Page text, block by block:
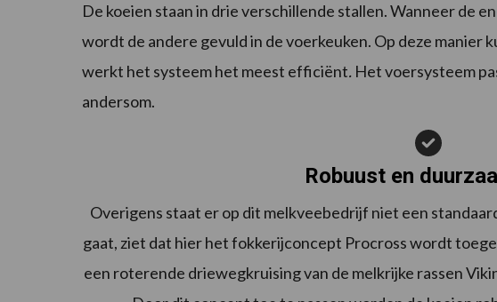
De koeien staan in drie verschillende stallen. Wanneer de
wordt de andere gevuld in de voerkeuken. Op deze manier
werkt het systeem het meest efficiënt. Het voersysteem
andersom.
Robuust en
Overigens staat er op dit melkveebedrijf niet een
gaat, ziet dat hier het fokkerijconcept Procross wordt
een roterende driewegkruising van de melkrijke rassen